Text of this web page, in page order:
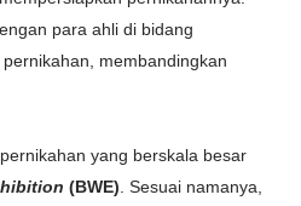
para ahli di bidang
membandingkan
yang berskala besar
(BWE) . Sesuai namanya,